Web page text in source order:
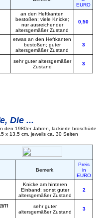
EURO
an den Heftkanten
bestoßen; viele Knicke;
nur ausreichender
altersgemäßer Zustand
0,50
etwas an den Heftkanten
bestoßen; guter
altersgemäßer Zustand
3
sehr guter altersgemäßer
Zustand
3
, Die ...
den 1980er Jahren, lackierte broschürte
x 13,5 cm, jeweils ca. 30 Seiten
Bemerk.
Preis
in
EURO
Knicke am hinteren
Einband; sonst guter
altersgemäßer Zustand
2
sehr guter
altersgemäßer Zustand
3